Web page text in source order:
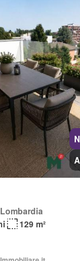
129 m²